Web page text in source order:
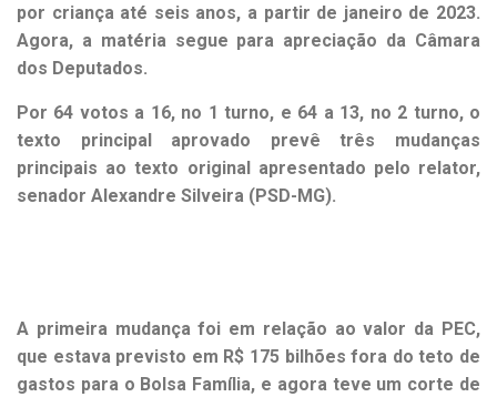
por criança até seis anos, a partir de janeiro de 2023.
Agora, a matéria segue para apreciação da Câmara
dos Deputados.
Por 64 votos a 16, no 1 turno, e 64 a 13, no 2 turno, o
texto principal aprovado prevê três mudanças
principais ao texto original apresentado pelo relator,
senador Alexandre Silveira (PSD-MG).
A primeira mudança foi em relação ao valor da PEC,
que estava previsto em R$ 175 bilhões fora do teto de
gastos para o Bolsa Família, e agora teve um corte de